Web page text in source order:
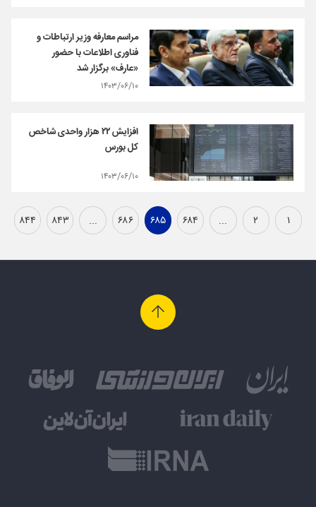
مراسم معارفه وزیر ارتباطات و
فناوری اطلاعات با حضور
«عارف» برگزار شد
۱۴۰۳/۰۶/۱۰
افزایش ۲۲ هزار واحدی شاخص
کل بورس
۱۴۰۳/۰۶/۱۰
۱ ۲ ... ۶۸۴ ۶۸۵ ۶۸۶ ... ۸۴۳ ۸۴۴